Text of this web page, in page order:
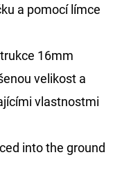
a pomocí límce
16mm
velikost a
vlastnostmi
into the ground